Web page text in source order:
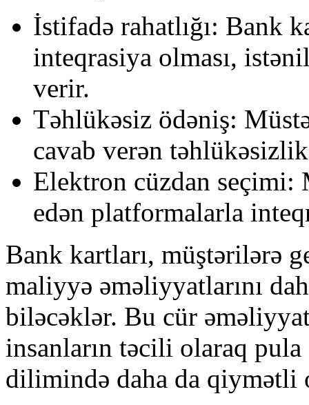
İstifadə rahatlığı: Bank
inteqrasiya olması,
verir.
Təhlükəsiz ödəniş:
cavab verən
Elektron cüzdan
edən platformalarla
Bank kartları, müştərilərə
maliyyə əməliyyatlarını
biləcəklər. Bu cür
insanların təcili olaraq
dilimində daha da qiymətli